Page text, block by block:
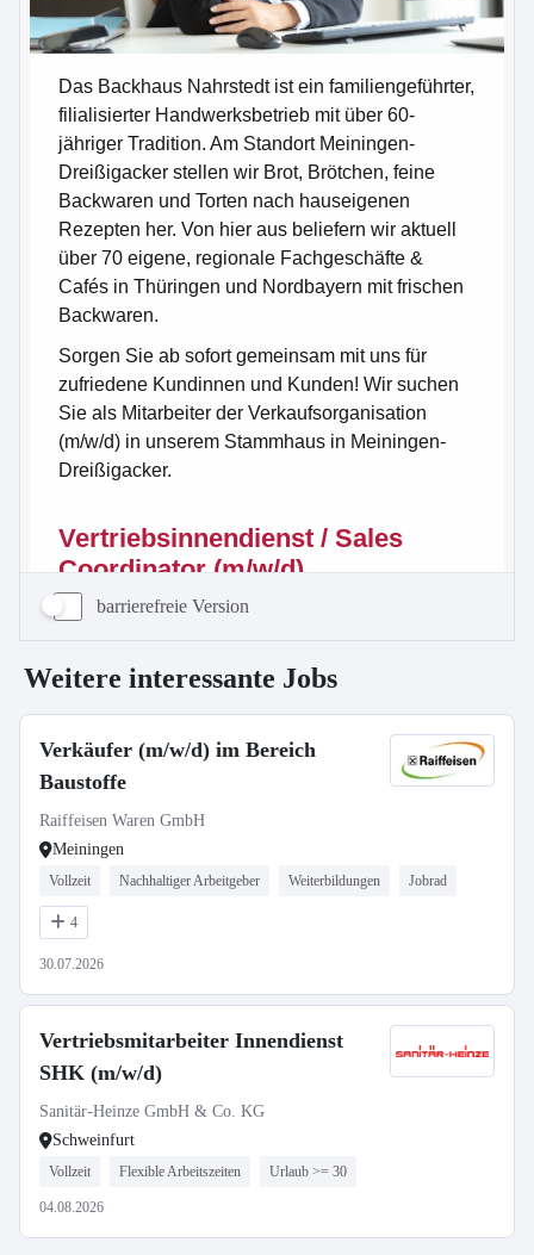
barrierefreie Version
Weitere interessante Jobs
Verkäufer (m/w/d) im Bereich
Baustoffe
Raiffeisen Waren GmbH
Meiningen
Vollzeit Nachhaltiger Arbeitgeber Weiterbildungen Jobrad
4
30.07.2026
Vertriebsmitarbeiter Innendienst
SHK (m/w/d)
Sanitär-Heinze GmbH & Co. KG
Schweinfurt
Vollzeit Flexible Arbeitszeiten Urlaub >= 30
04.08.2026